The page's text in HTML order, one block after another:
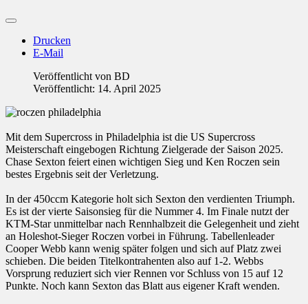
Drucken
E-Mail
Veröffentlicht von BD
Veröffentlicht: 14. April 2025
Mit dem Supercross in Philadelphia ist die US Supercross
Meisterschaft eingebogen Richtung Zielgerade der Saison 2025.
Chase Sexton feiert einen wichtigen Sieg und Ken Roczen sein
bestes Ergebnis seit der Verletzung.
In der 450ccm Kategorie holt sich Sexton den verdienten Triumph.
Es ist der vierte Saisonsieg für die Nummer 4. Im Finale nutzt der
KTM-Star unmittelbar nach Rennhalbzeit die Gelegenheit und zieht
an Holeshot-Sieger Roczen vorbei in Führung. Tabellenleader
Cooper Webb kann wenig später folgen und sich auf Platz zwei
schieben. Die beiden Titelkontrahenten also auf 1-2. Webbs
Vorsprung reduziert sich vier Rennen vor Schluss von 15 auf 12
Punkte. Noch kann Sexton das Blatt aus eigener Kraft wenden.